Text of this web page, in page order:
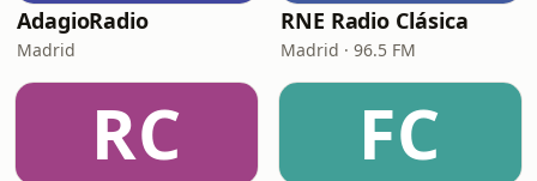
AdagioRadio
Madrid
RNE Radio Clásica
Madrid · 96.5 FM
RC FC